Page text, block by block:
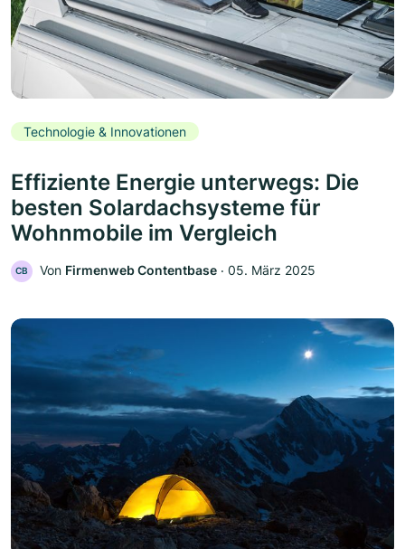
Technologie & Innovationen
Effiziente Energie unterwegs: Die
besten Solardachsysteme für
Wohnmobile im Vergleich
CB Von Firmenweb Contentbase ‧ 05. März 2025